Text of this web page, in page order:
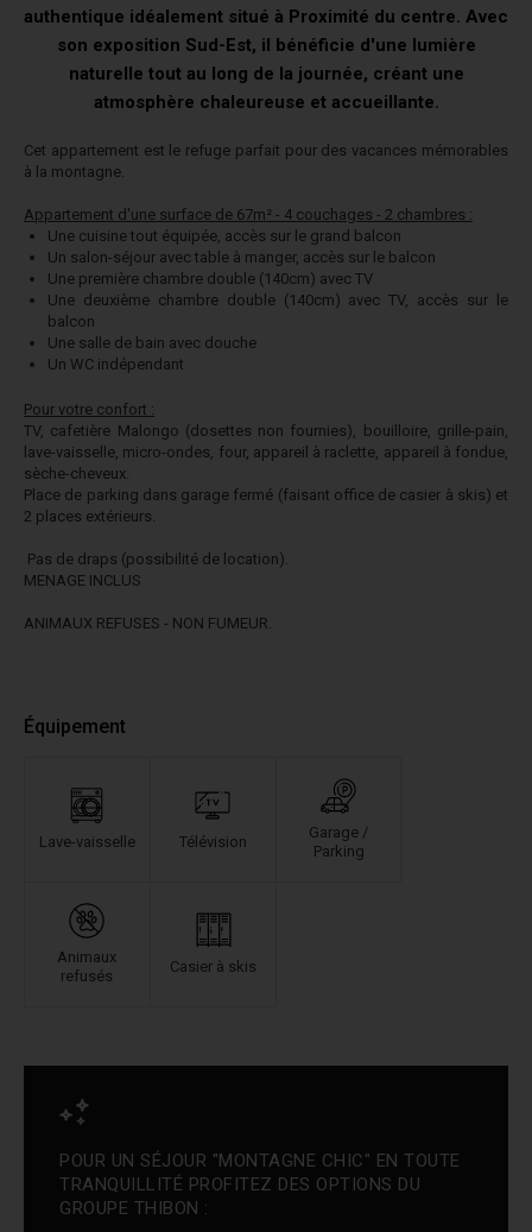
authentique idéalement situé à Proximité du centre. Avec
son exposition Sud-Est, il bénéficie d'une lumière
naturelle tout au long de la journée, créant une
atmosphère chaleureuse et accueillante.
Cet appartement est le refuge parfait pour des vacances mémorables
à la montagne.
Appartement d'une surface de 67m² - 4 couchages - 2 chambres :
Une cuisine tout équipée, accès sur le grand balcon
Un salon-séjour avec table à manger, accès sur le balcon
Une première chambre double (140cm) avec TV
Une deuxième chambre double (140cm) avec TV, accès sur le
balcon
Une salle de bain avec douche
Un WC indépendant
Pour votre confort :
TV, cafetière Malongo (dosettes non fournies), bouilloire, grille-pain,
lave-vaisselle, micro-ondes, four, appareil à raclette, appareil à fondue,
sèche-cheveux.
Place de parking dans garage fermé (faisant office de casier à skis) et
2 places extérieurs.
Pas de draps (possibilité de location).
MENAGE INCLUS
ANIMAUX REFUSES - NON FUMEUR.
Équipement
Lave-vaisselle Télévision
Garage /
Parking
Animaux
refusés
Casier à skis
POUR UN SÉJOUR "MONTAGNE CHIC" EN TOUTE
TRANQUILLITÉ PROFITEZ DES OPTIONS DU
GROUPE THIBON :